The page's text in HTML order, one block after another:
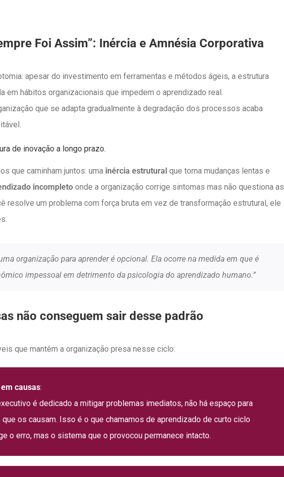
Foi Assim”: Inércia e Amnésia Corporativa
apesar do investimento em ferramentas e métodos ágeis, a estrutura
em hábitos organizacionais que impedem o aprendizado real.
que se adapta gradualmente à degradação dos processos acaba
de inovação a longo prazo.
que caminham juntos: uma inércia estrutural que torna mudanças lentas e
incompleto onde a organização corrige sintomas mas não questiona as
resolve um problema com força bruta em vez de transformação estrutural, ele
organização para aprender é opcional. Ela ocorre na medida em que é
impessoal em detrimento da psicologia do aprendizado humano.”
não conseguem sair desse padrão
que mantêm a organização presa nesse ciclo:
causas:
é dedicado a mitigar problemas imediatos, não há espaço para
os causam. Isso é o que chamamos de aprendizado de curto ciclo
o erro, mas o sistema que o provocou permanece intacto.